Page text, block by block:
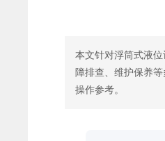
本文针对浮筒式液
障排查、维护保养
操作参考。